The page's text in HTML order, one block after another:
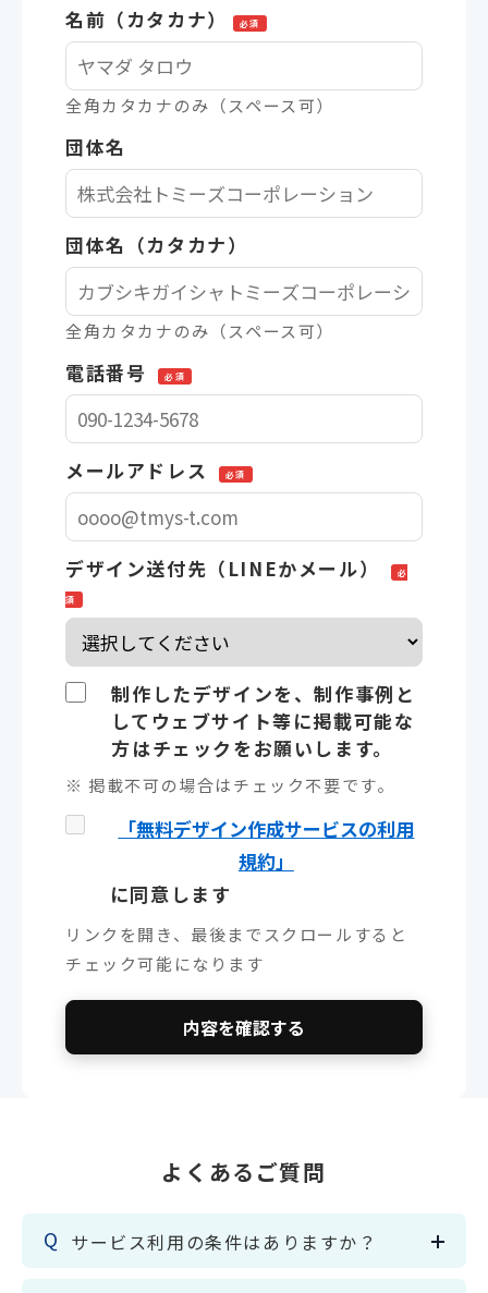
名前（カタカナ） 必須
全角カタカナのみ（スペース可）
団体名
団体名（カタカナ）
全角カタカナのみ（スペース可）
電話番号 必須
メールアドレス 必須
デザイン送付先（LINEかメール） 必
須
制作したデザインを、制作事例と
してウェブサイト等に掲載可能な
方はチェックをお願いします。
※ 掲載不可の場合はチェック不要です。
「無料デザイン作成サービスの利用
規約」
に同意します
リンクを開き、最後までスクロールすると
チェック可能になります
内容を確認する
よくあるご質問
サービス利用の条件はありますか？